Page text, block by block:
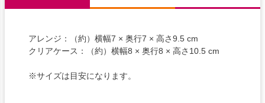
アレンジ：（約）横幅7 × 奥行7 × 高さ9.5 cm
クリアケース：（約）横幅8 × 奥行8 × 高さ10.5 cm
※サイズは目安になります。